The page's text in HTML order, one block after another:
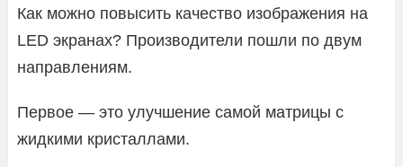
Как можно повысить качество изображения на
LED экранах? Производители пошли по двум
направлениям.
Первое — это улучшение самой матрицы с
жидкими кристаллами.